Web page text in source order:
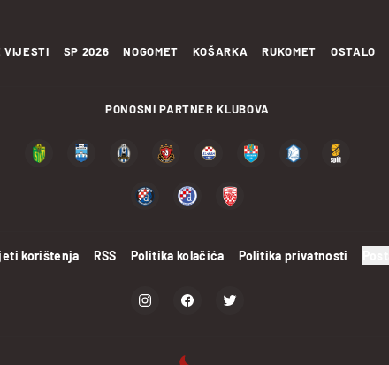
VIJESTI SP 2026 NOGOMET KOŠARKA RUKOMET OSTALO
PONOSNI PARTNER KLUBOVA
korištenja RSS Politika kolačića Politika privatnosti